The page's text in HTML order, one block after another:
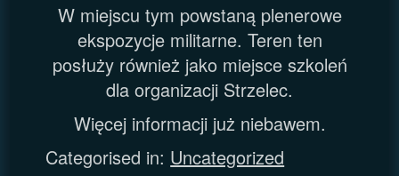
W miejscu tym powstaną plenerowe
ekspozycje militarne. Teren ten
posłuży również jako miejsce szkoleń
dla organizacji Strzelec.
Więcej informacji już niebawem.
Categorised in: Uncategorized